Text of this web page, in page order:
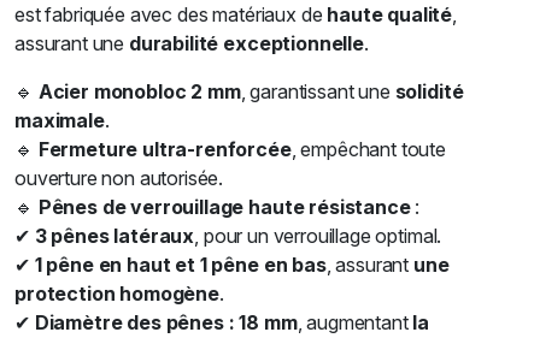
est fabriquée avec des matériaux de haute qualité,
assurant une durabilité exceptionnelle.
🔹 Acier monobloc 2 mm, garantissant une solidité
maximale.
🔹 Fermeture ultra-renforcée, empêchant toute
ouverture non autorisée.
🔹 Pênes de verrouillage haute résistance:
✔ 3 pênes latéraux, pour un verrouillage optimal.
✔ 1 pêne en haut et 1 pêne en bas, assurant une
protection homogène.
✔ Diamètre des pênes : 18 mm, augmentant la